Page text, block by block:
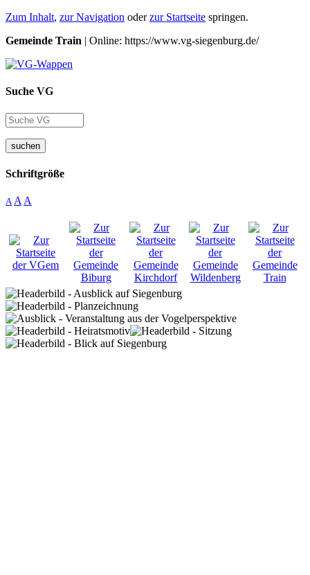
Zum Inhalt, zur Navigation oderzur Startseite springen.
Gemeinde Train | Online: https://www.vg-siegenburg.de/
Suche VG
suchen
Schriftgröße
A A A